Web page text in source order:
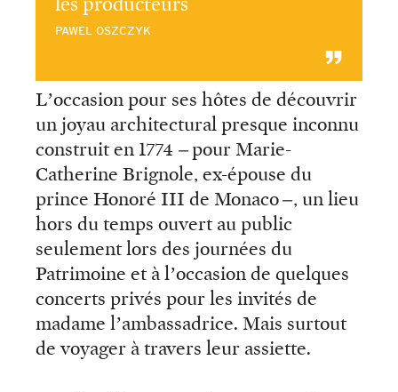
PAWEL OSZCZYK
L’occasion pour ses hôtes de découvrir
un joyau architectural presque inconnu
construit en 1774 – pour Marie-
Catherine Brignole, ex-épouse du
prince Honoré III de Monaco –, un lieu
hors du temps ouvert au public
seulement lors des journées du
Patrimoine et à l’occasion de quelques
concerts privés pour les invités de
madame l’ambassadrice. Mais surtout
de voyager à travers leur assiette.